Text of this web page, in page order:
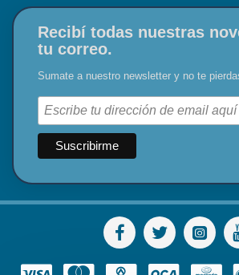
Recibí todas nuestras
tu correo.
Sumate a nuestro newsletter y no te